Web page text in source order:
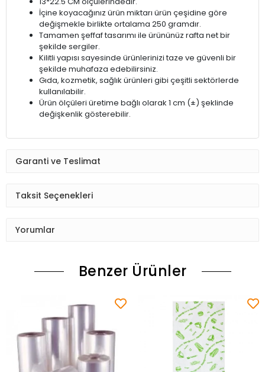
İçine koyacağınız ürün miktarı ürün çeşidine göre
değişmekle birlikte ortalama 250 gramdır.
Tamamen şeffaf tasarımı ile ürününüz rafta net bir
şekilde sergiler.
Kilitli yapısı sayesinde ürünlerinizi taze ve güvenli bir
şekilde muhafaza edebilirsiniz.
Gıda, kozmetik, sağlık ürünleri gibi çeşitli sektörlerde
kullanılabilir.
Ürün ölçüleri üretime bağlı olarak 1 cm (±) şeklinde
değişkenlik gösterebilir.
Garanti ve Teslimat
Taksit Seçenekleri
Yorumlar
Benzer Ürünler